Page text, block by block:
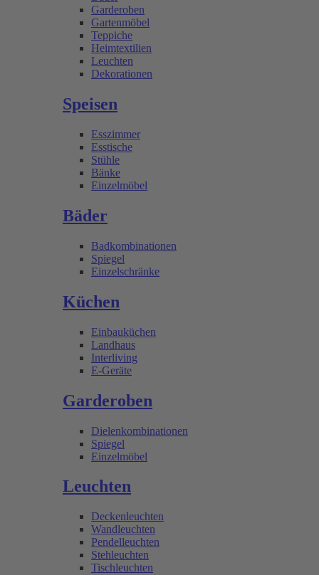
Garderoben
Gartenmöbel
Teppiche
Heimtextilien
Leuchten
Dekorationen
Speisen
Esszimmer
Esstische
Stühle
Bänke
Einzelmöbel
Bäder
Badkombinationen
Spiegel
Einzelschränke
Küchen
Einbauküchen
Landhaus
Interliving
E-Geräte
Garderoben
Dielenkombinationen
Spiegel
Einzelmöbel
Leuchten
Deckenleuchten
Wandleuchten
Pendelleuchten
Stehleuchten
Tischleuchten